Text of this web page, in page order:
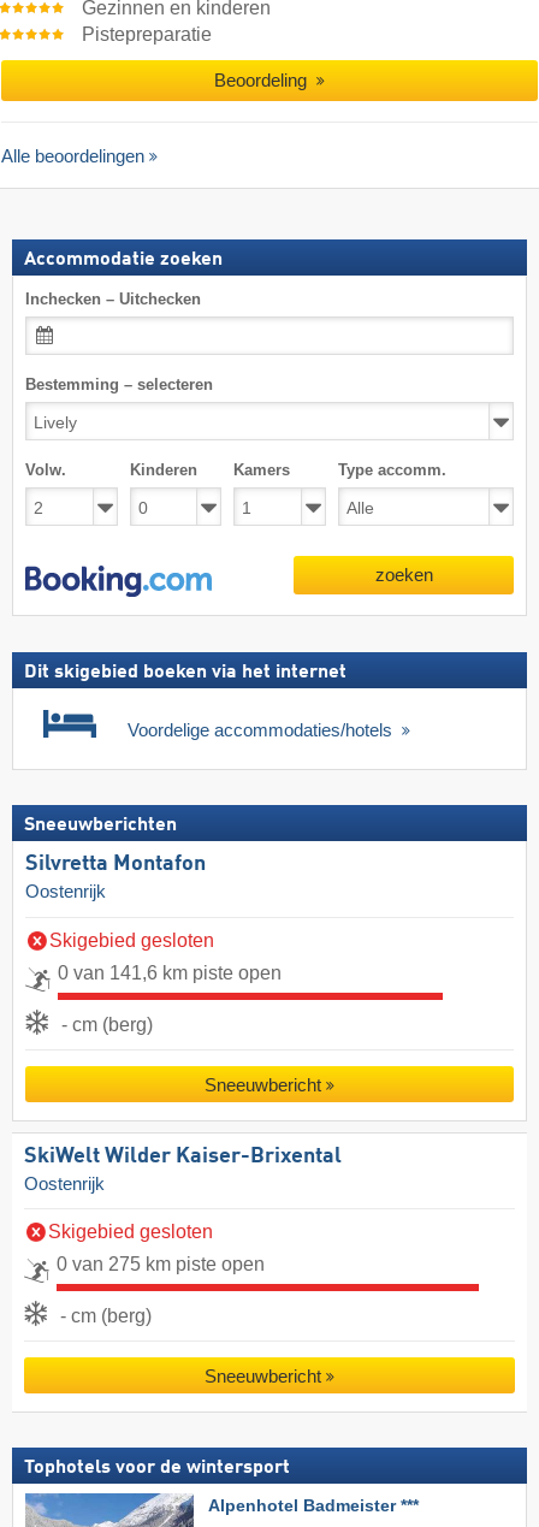
Gezinnen en kinderen
Pistepreparatie
Beoordeling
Alle beoordelingen
Accommodatie zoeken
Inchecken – Uitchecken
Bestemming – selecteren
Volw. Kinderen Kamers Type accomm.
zoeken
Dit skigebied boeken via het internet
Voordelige accommodaties/hotels
Sneeuwberichten
Silvretta Montafon
Oostenrijk
Skigebied gesloten
0 van 141,6 km piste open
- cm (berg)
Sneeuwbericht
SkiWelt Wilder Kaiser-Brixental
Oostenrijk
Skigebied gesloten
0 van 275 km piste open
- cm (berg)
Sneeuwbericht
Tophotels voor de wintersport
Alpenhotel Badmeister ***